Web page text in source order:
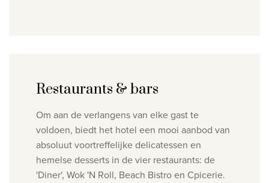
Restaurants & bars
Om aan de verlangens van elke gast te
voldoen, biedt het hotel een mooi aanbod van
absoluut voortreffelijke delicatessen en
hemelse desserts in de vier restaurants: de
'Diner', Wok 'N Roll, Beach Bistro en Cpicerie.